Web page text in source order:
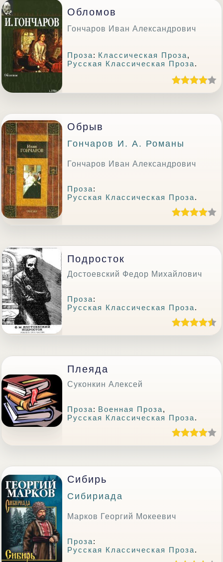
Обломов
Гончаров Иван Александрович
Проза: Классическая Проза,
Русская Классическая Проза.
Обрыв
Гончаров И. А. Романы
Гончаров Иван Александрович
Проза:
Русская Классическая Проза.
Подросток
Достоевский Федор Михайлович
Проза:
Русская Классическая Проза.
Плеяда
Суконкин Алексей
Проза: Военная Проза,
Русская Классическая Проза.
Сибирь
Сибириада
Марков Георгий Мокеевич
Проза:
Русская Классическая Проза.